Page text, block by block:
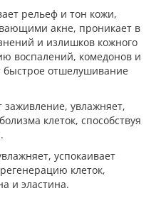
рельеф и тон кожи,
акне, проникает в
и излишков кожного
воспалений, комедонов и
быстрое отшелушивание
заживление, увлажняет,
клеток, способствуя
успокаивает
клеток,
и эластина.